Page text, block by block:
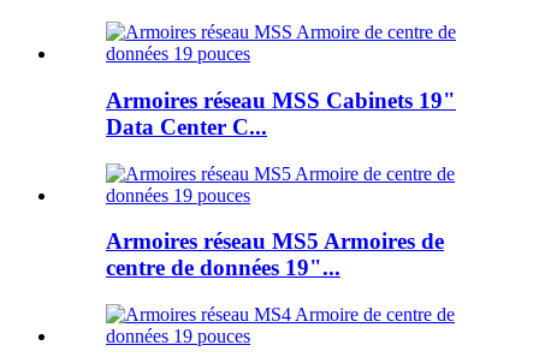
Armoires réseau MSS Cabinets 19"
Data Center C...
Armoires réseau MS5 Armoires de
centre de données 19"...